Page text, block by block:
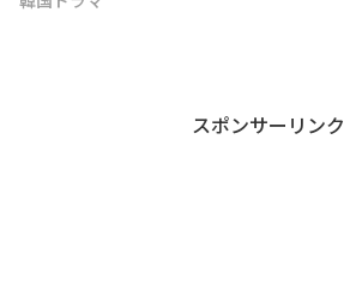
スポンサーリンク